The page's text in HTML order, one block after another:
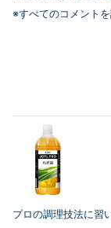
※すべてのコメント
プロの調理技法に習